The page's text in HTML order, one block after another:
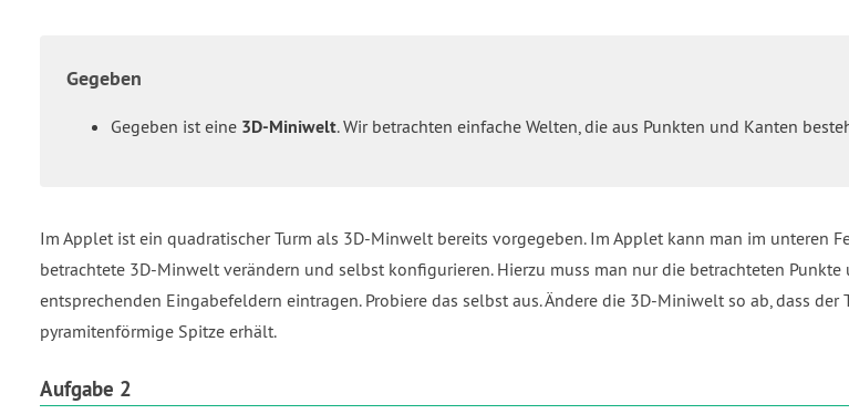
Gegeben
Gegeben ist eine 3D-Miniwelt. Wir betrachten einfache Welten, die aus Punkten und Kanten
Im Applet ist ein quadratischer Turm als 3D-Minwelt bereits vorgegeben. Im Applet kann man im unteren
betrachtete 3D-Minwelt verändern und selbst konfigurieren. Hierzu muss man nur die betrachteten Punkte
entsprechenden Eingabefeldern eintragen. Probiere das selbst aus. Ändere die 3D-Miniwelt so ab, dass der
pyramitenförmige Spitze erhält.
Aufgabe 2